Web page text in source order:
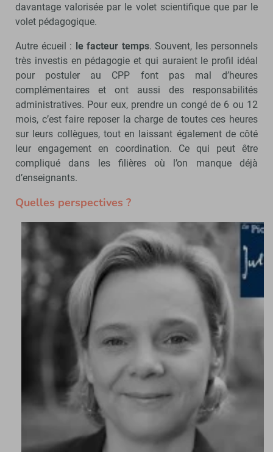
davantage valorisée par le volet scientifique que par le
volet pédagogique.
Autre écueil : le facteur temps. Souvent, les personnels
très investis en pédagogie et qui auraient le profil idéal
pour postuler au CPP font pas mal d’heures
complémentaires et ont aussi des responsabilités
administratives. Pour eux, prendre un congé de 6 ou 12
mois, c’est faire reposer la charge de toutes ces heures
sur leurs collègues, tout en laissant également de côté
leur engagement en coordination. Ce qui peut être
compliqué dans les filières où l’on manque déjà
d’enseignants.
Quelles perspectives ?